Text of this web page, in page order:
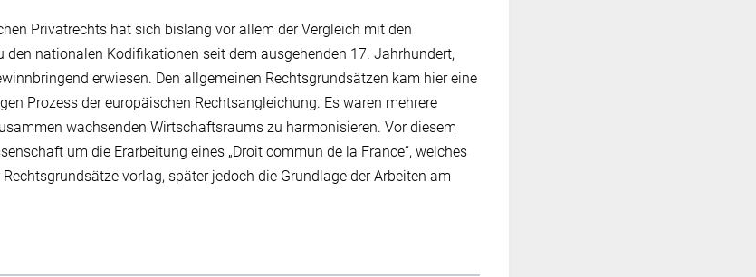
Privatrechts hat sich bislang vor allem der Vergleich mit den
nationalen Kodifikationen seit dem ausgehenden 17. Jahrhundert,
erwiesen. Den allgemeinen Rechtsgrundsätzen kam hier eine
Prozess der europäischen Rechtsangleichung. Es waren mehrere
wachsenden Wirtschaftsraums zu harmonisieren. Vor diesem
um die Erarbeitung eines „Droit commun de la France“, welches
vorlag, später jedoch die Grundlage der Arbeiten am